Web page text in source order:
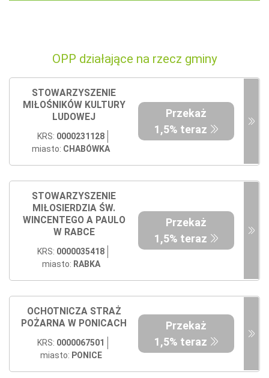
OPP działające na rzecz gminy
STOWARZYSZENIE
MIŁOŚNIKÓW KULTURY
LUDOWEJ
KRS: 0000231128
miasto: CHABÓWKA
Przekaż
1,5% teraz
STOWARZYSZENIE
MIŁOSIERDZIA ŚW.
WINCENTEGO A PAULO
W RABCE
KRS: 0000035418
miasto: RABKA
Przekaż
1,5% teraz
OCHOTNICZA STRAŻ
POŻARNA W PONICACH
KRS: 0000067501
miasto: PONICE
Przekaż
1,5% teraz